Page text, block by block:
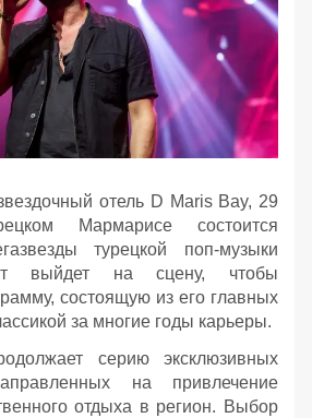
отель D Maris Bay, 29
Мармарисе состоится
турецкой поп-музыки
выйдет на сцену, чтобы
состоящую из его главных
за многие годы карьеры.
серию эксклюзивных
на привлечение
отдыха в регион. Выбор